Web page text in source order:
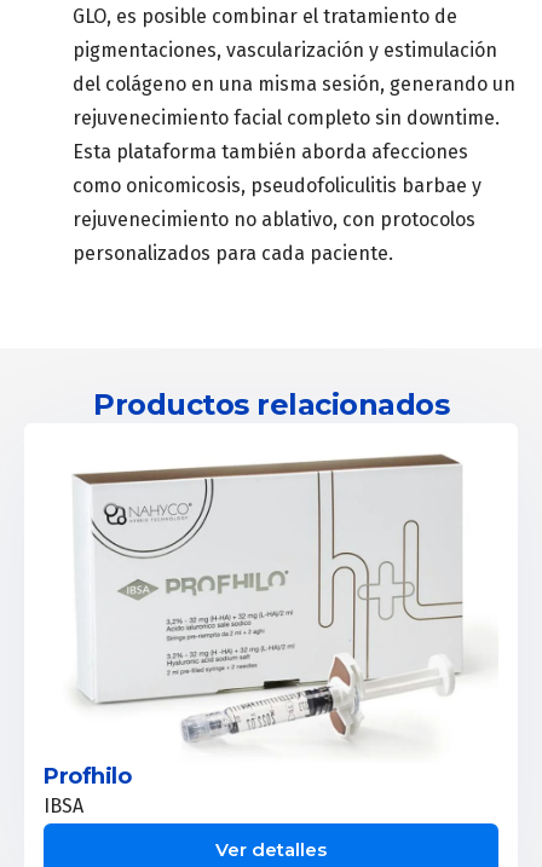
GLO, es posible combinar el tratamiento de
pigmentaciones, vascularización y estimulación
del colágeno en una misma sesión, generando un
rejuvenecimiento facial completo sin downtime.
Esta plataforma también aborda afecciones
como onicomicosis, pseudofoliculitis barbae y
rejuvenecimiento no ablativo, con protocolos
personalizados para cada paciente.
Productos relacionados
Profhilo
IBSA
Ver detalles